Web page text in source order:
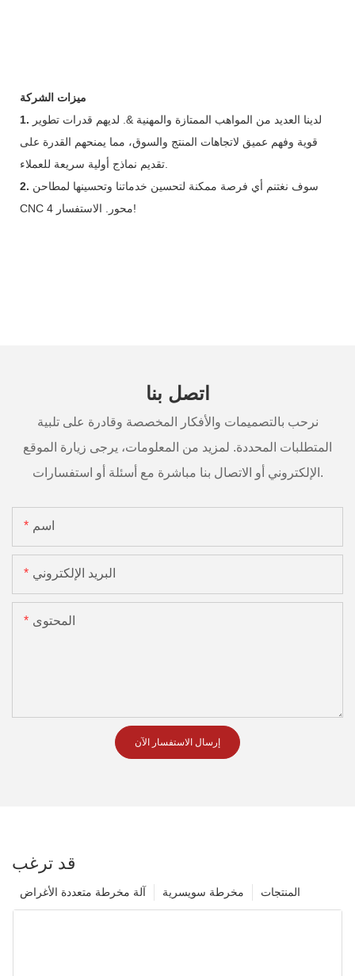
ميزات الشركة
1. لدينا العديد من المواهب الممتازة والمهنية &. لديهم قدرات تطوير
قوية وفهم عميق لاتجاهات المنتج والسوق، مما يمنحهم القدرة على
2. سوف نغتنم أي فرصة ممكنة لتحسين خدماتنا وتحسينها لمطاحن
CNC 4 محور. الاستفسار!
اتصل بنا
نرحب بالتصميمات والأفكار المخصصة وقادرة على تلبية
المتطلبات المحددة. لمزيد من المعلومات، يرجى زيارة الموقع
الإلكتروني أو الاتصال بنا مباشرة مع أسئلة أو استفسارات.
اسم
البريد الإلكتروني
المحتوى
إرسال الاستفسار الآن
قد ترغب
المنتجات مخرطة سويسرية آلة مخرطة متعددة الأغراض